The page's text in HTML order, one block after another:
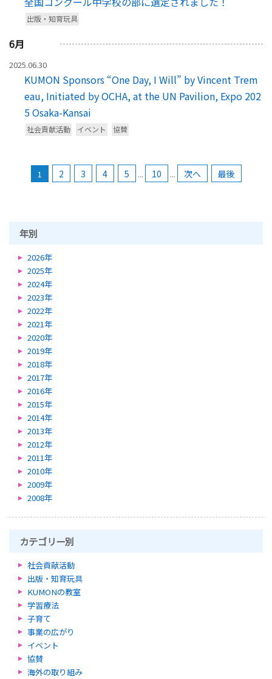
出版・知育玩具
6月
2025.06.30
KUMON Sponsors “One Day, I Will” by Vincent Trem
eau, Initiated by OCHA, at the UN Pavilion, Expo 202
5 Osaka-Kansai
社会貢献活動 イベント 協賛
1 2 3 4 5 ... 10 ... 次へ 最後
年別
2026年
2025年
2024年
2023年
2022年
2021年
2020年
2019年
2018年
2017年
2016年
2015年
2014年
2013年
2012年
2011年
2010年
2009年
2008年
カテゴリー別
社会貢献活動
出版・知育玩具
KUMONの教室
学習療法
子育て
事業の広がり
イベント
協賛
海外の取り組み